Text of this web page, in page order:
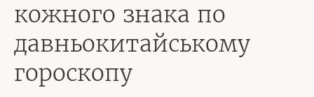
кожного знака по
давньокитайському
гороскопу